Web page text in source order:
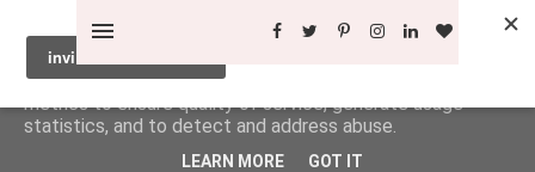
This site uses cookies from Google to deliver its services
and to analyze traffic. Your IP address and user-agent are
shared with Google along with performance and security
metrics to ensure quality of service, generate usage
statistics, and to detect and address abuse.
LEARN MORE GOT IT